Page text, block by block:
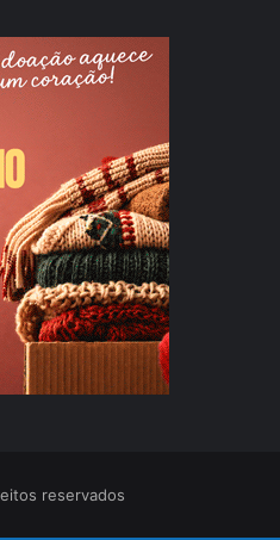
reservados